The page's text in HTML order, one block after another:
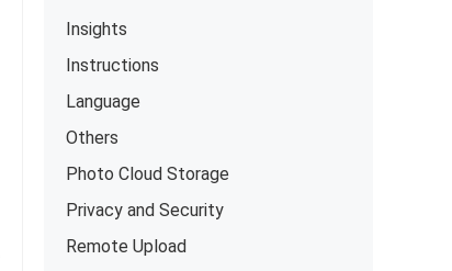
Insights
Instructions
Language
Others
Photo Cloud Storage
Privacy and Security
Remote Upload